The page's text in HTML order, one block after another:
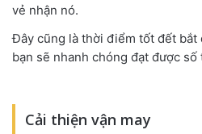
vẻ nhận nó.
Đây cũng là thời điểm tốt đết bắt
bạn sẽ nhanh chóng đạt được
Cải thiện vận may